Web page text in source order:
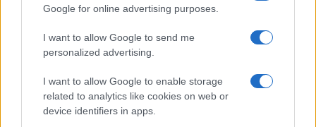
Google for online advertising purposes.
I want to allow Google to send me
personalized advertising.
I want to allow Google to enable storage
related to analytics like cookies on web or
device identifiers in apps.